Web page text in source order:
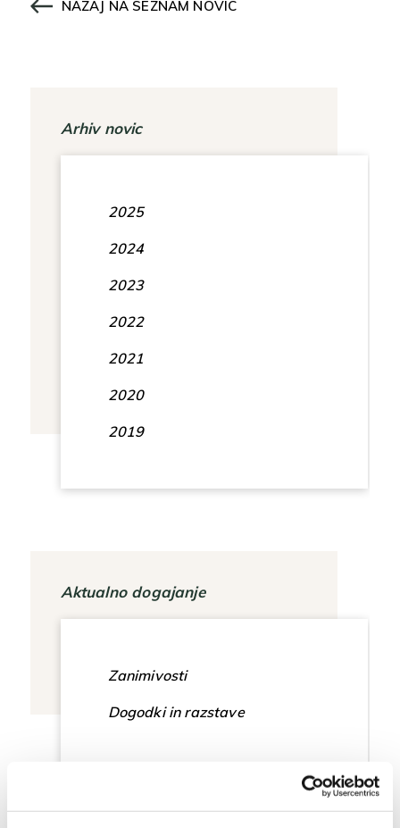
NAZAJ NA SEZNAM NOVIC
Arhiv novic
2025
2024
2023
2022
2021
2020
2019
Aktualno dogajanje
Zanimivosti
Dogodki in razstave